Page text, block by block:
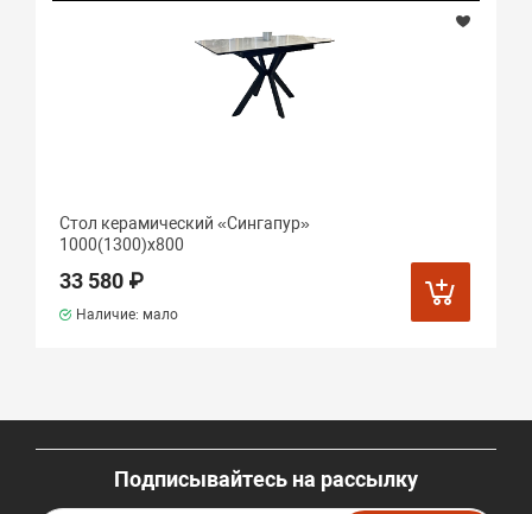
Стол керамический «Сингапур»
1000(1300)х800
33 580 ₽
Наличие: мало
Подписывайтесь на рассылку